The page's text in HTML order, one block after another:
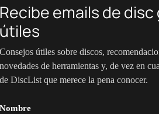
Recibe emails de disc
útiles
Consejos útiles sobre discos,
novedades de herramientas y, de vez en
de DiscList que merece la pena conocer.
Nombre